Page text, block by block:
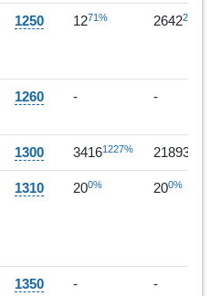
1250 1271% 2642
1260 - -
1300 34161227% 21893
1310 200% 200%
1350 - -